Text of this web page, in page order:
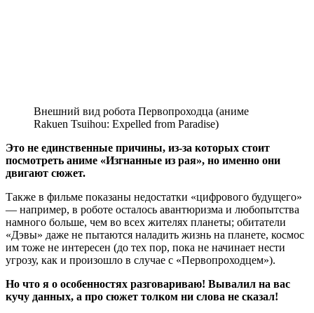
Внешний вид робота Первопроходца (аниме
Rakuen Tsuihou: Expelled from Paradise)
Это не единственные причины, из-за которых стоит
посмотреть аниме «Изгнанные из рая», но именно они
двигают сюжет.
Также в фильме показаны недостатки «цифрового будущего»
— например, в роботе осталось авантюризма и любопытства
намного больше, чем во всех жителях планеты; обитатели
«Дэвы» даже не пытаются наладить жизнь на планете, космос
им тоже не интересен (до тех пор, пока не начинает нести
угрозу, как и произошло в случае с «Первопроходцем»).
Но что я о особенностях разговариваю! Вывалил на вас
кучу данных, а про сюжет толком ни слова не сказал!